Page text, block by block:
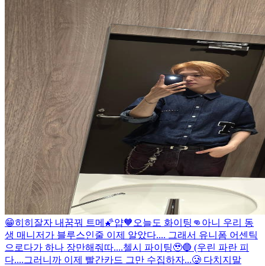
😁히히 잘자 내꿈꿔 트메🌠얍🧡 오늘도 화이팅👊 아니 우리 동
생 매니저가 블루스인줄 이제 알았다.... 그래서 유니폼 어센틱
으로다가 하나 장만해줘따....첼시 파이팅🥹🔵 (우린 파란 피
다....그러니까 이제 빨간카드 그만 수집하자...🥲 다치지말